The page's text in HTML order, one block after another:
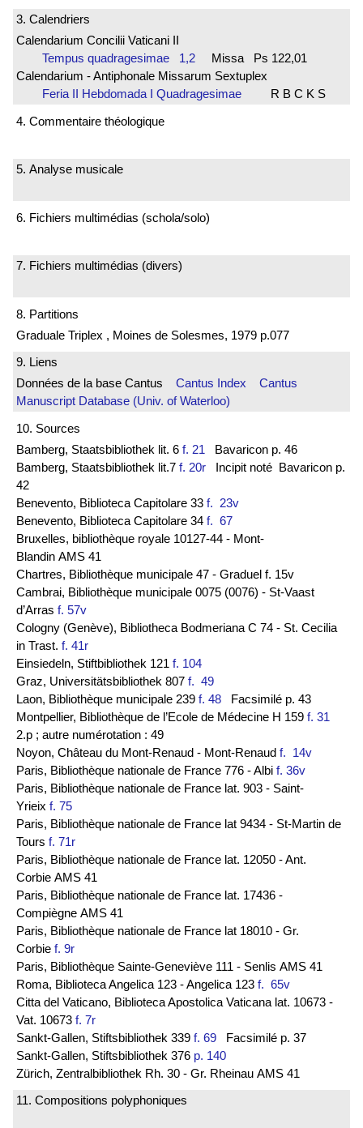
3. Calendriers
Calendarium Concilii Vaticani II
Tempus quadragesimae 1,2 Missa Ps 122,01
Calendarium - Antiphonale Missarum Sextuplex
Feria II Hebdomada I Quadragesimae
R B C K S
4. Commentaire théologique
5. Analyse musicale
6. Fichiers multimédias (schola/solo)
7. Fichiers multimédias (divers)
8. Partitions
Graduale Triplex , Moines de Solesmes, 1979 p.077
9. Liens
Données de la base Cantus Cantus Index
Cantus
Manuscript Database (Univ. of Waterloo)
10. Sources
Bamberg, Staatsbibliothek lit. 6 f. 21 Bavaricon p. 46
Bamberg, Staatsbibliothek lit.7 f. 20r Incipit noté Bavaricon p.
42
Benevento, Biblioteca Capitolare 33 f. 23v
Benevento, Biblioteca Capitolare 34 f. 67
Bruxelles, bibliothèque royale 10127-44 - Mont-
Blandin AMS 41
Chartres, Bibliothèque municipale 47 - Graduel f. 15v
Cambrai, Bibliothèque municipale 0075 (0076) - St-Vaast
d’Arras f. 57v
Cologny (Genève), Bibliotheca Bodmeriana C 74 - St. Cecilia
in Trast. f. 41r
Einsiedeln, Stiftbibliothek 121 f. 104
Graz, Universitätsbibliothek 807 f. 49
Laon, Bibliothèque municipale 239 f. 48 Facsimilé p. 43
Montpellier, Bibliothèque de l’Ecole de Médecine H 159 f. 31
2.p ; autre numérotation : 49
Noyon, Château du Mont-Renaud - Mont-Renaud f. 14v
Paris, Bibliothèque nationale de France 776 - Albi f. 36v
Paris, Bibliothèque nationale de France lat. 903 - Saint-
Yrieix f. 75
Paris, Bibliothèque nationale de France lat 9434 - St-Martin de
Tours f. 71r
Paris, Bibliothèque nationale de France lat. 12050 - Ant.
Corbie AMS 41
Paris, Bibliothèque nationale de France lat. 17436 -
Compiègne AMS 41
Paris, Bibliothèque nationale de France lat 18010 - Gr.
Corbie f. 9r
Paris, Bibliothèque Sainte-Geneviève 111 - Senlis AMS 41
Roma, Biblioteca Angelica 123 - Angelica 123 f. 65v
Citta del Vaticano, Biblioteca Apostolica Vaticana lat. 10673 -
Vat. 10673 f. 7r
Sankt-Gallen, Stiftsbibliothek 339 f. 69 Facsimilé p. 37
Sankt-Gallen, Stiftsbibliothek 376 p. 140
Zürich, Zentralbibliothek Rh. 30 - Gr. Rheinau AMS 41
11. Compositions polyphoniques